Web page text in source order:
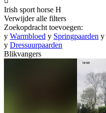
Irish sport horse H
Verwijder alle filters
Zoekopdracht toevoegen:
y Warmbloed y Springpaarden y
y Dressuurpaarden
Blikvangers